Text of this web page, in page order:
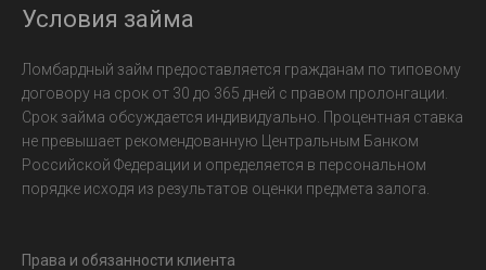
Условия займа
Ломбардный займ предоставляется гражданам по типовому
договору на срок от 30 до 365 дней с правом пролонгации.
Срок займа обсуждается индивидуально. Процентная ставка
не превышает рекомендованную Центральным Банком
Российской Федерации и определяется в персональном
порядке исходя из результатов оценки предмета залога.
Права и обязанности клиента